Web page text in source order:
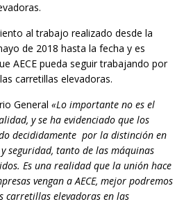
al trabajo realizado desde la
de 2018 hasta la fecha y es
AECE pueda seguir trabajando por
carretillas elevadoras.
General «Lo importante no es el
y se ha evidenciado que los
decididamente por la distinción en
seguridad, tanto de las máquinas
Es una realidad que la unión hace
vengan a AECE, mejor podremos
carretillas elevadoras en las